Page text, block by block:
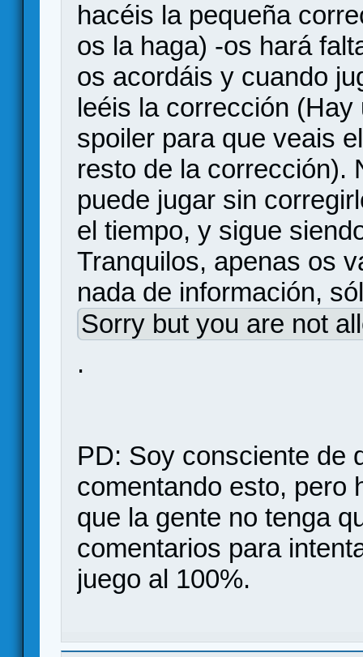
hacéis la pequeña
os la haga) -os hará
os acordáis y cuando
leéis la corrección
spoiler para que veais
resto de la corrección).
puede jugar sin
el tiempo, y sigue
Tranquilos, apenas os
nada de información,
Sorry but you are not
.
PD: Soy consciente de
comentando esto, pero
que la gente no tenga
comentarios para
juego al 100%.